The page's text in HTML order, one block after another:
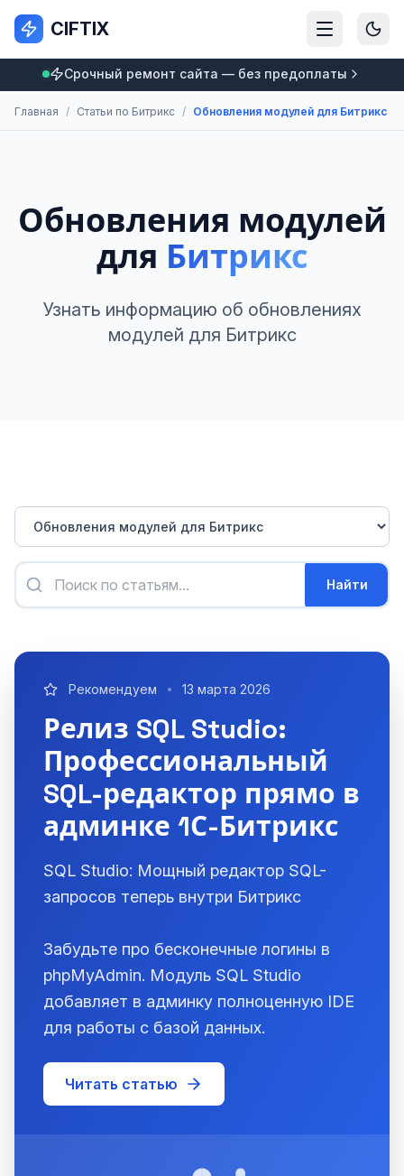
CIFTIX
Срочный ремонт сайта — без предоплаты
Главная / Статьи по Битрикс / Обновления модулей для Битрикс
Обновления модулей
для Битрикс
Узнать информацию об обновлениях
модулей для Битрикс
Найти
Рекомендуем 13 марта 2026
Релиз SQL Studio:
Профессиональный
SQL-редактор прямо в
админке 1С-Битрикс
SQL Studio: Мощный редактор SQL-
запросов теперь внутри Битрикс
Забудьте про бесконечные логины в
phpMyAdmin. Модуль SQL Studio
добавляет в админку полноценную IDE
для работы с базой данных.
Читать статью